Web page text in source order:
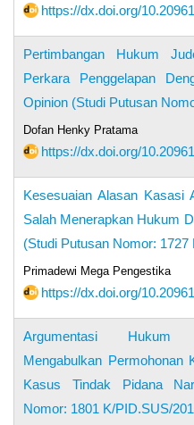
https://dx.doi.org/
Pertimbangan Hukum
Perkara Penggelapan
Opinion (Studi Putusan
Dofan Henky Pratama
https://dx.doi.org/
Kesesuaian Alasan Kasasi
Salah Menerapkan Hukum
(Studi Putusan Nomor: 1727
Primadewi Mega Pengestika
https://dx.doi.org/
Argumentasi Hukum
Mengabulkan Permohonan
Kasus Tindak Pidana
Nomor: 1801 K/PID.SUS/